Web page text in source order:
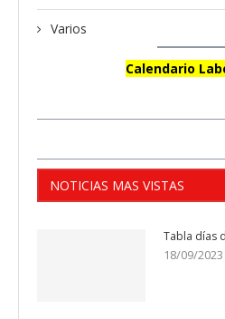
Varios
Calendario
NOTICIAS MAS VISTAS
Tabla días
18/09/2023